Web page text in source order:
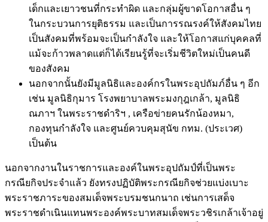
เด็กและเยาวชนที่กระทำผิด และกลุ่มผู้ขาดโอกาสอื่น ๆ
ในกระบวนการยุติธรรม และเป็นการรณรงค์ให้สังคมไทย
เป็นสังคมที่พร้อมจะเป็นกำลังใจ และให้โอกาสแก่บุคคลที่
แม้จะก้าวพลาดแต่ก็ได้เรียนรู้ที่จะเริ่มชีวิตใหม่เป็นคนดี
ของสังคม
นอกจากนั้นยังมีมูลนิธิและองค์กรในพระอุปถัมภ์อื่น ๆ อีก
เช่น มูลนิธิกุมาร โรงพยาบาลพระมงกุฎเกล้า, มูลนิธิ
ณภาฯ ในพระราชดำริฯ , เครือข่ายคนรักน้องหมา,
กองทุนกำลังใจ และศูนย์ควบคุมสุนัข กทม. (ประเวศ)
เป็นต้น
นอกจากงานในราชการและองค์ในพระอุปถัมป์ที่เป็นพระ
กรณียกิจประจำแล้ว ยังทรงปฏิบัติพระกรณียกิจช่วยแบ่งเบาะ
พระราชภาระของสมเด็จพระบรมชนกนาถ เช่นการเสด็จ
พระราชดำเนินแทนพระองค์พระบาทสมเด็จพระวชิรเกล้าเจ้าอยู่